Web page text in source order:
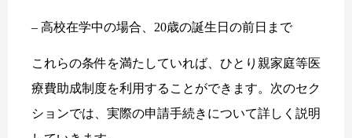
– 高校在学中の場合、20歳の誕生日の前日まで
これらの条件を満たしていれば、ひとり親家庭等医
療費助成制度を利用することができます。次のセク
ションでは、実際の申請手続きについて詳しく説明